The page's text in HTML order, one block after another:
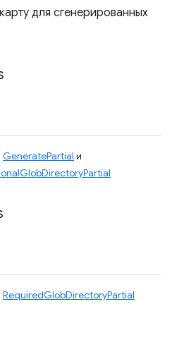
для сгенерированных
GeneratePartial и
RequiredGlobDirectoryPartial